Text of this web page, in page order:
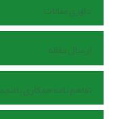
داوری مقالات
ارسال مقاله
تفاهم نامه همکاری با